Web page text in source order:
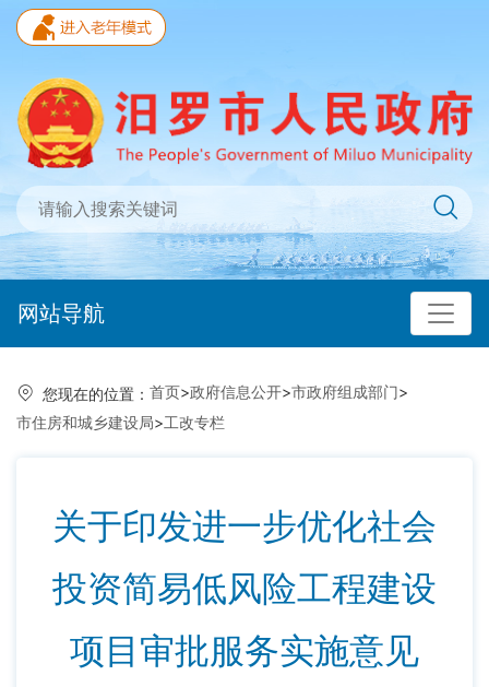
网站导航
您现在的位置： 首页>政府信息公开>市政府组成部门>
市住房和城乡建设局>工改专栏
关于印发进一步优化社会
投资简易低风险工程建设
项目审批服务实施意见